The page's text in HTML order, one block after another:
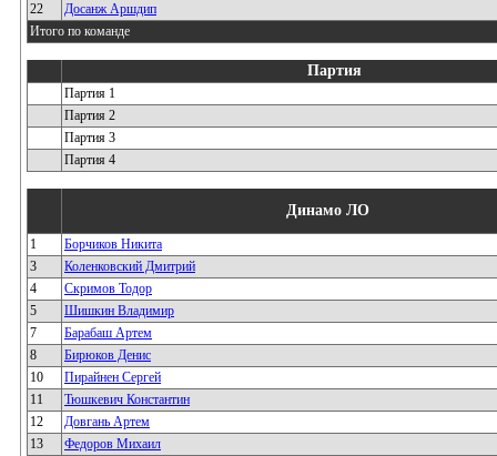
22
Досанж Аршдип
Итого по команде
Партия
Партия 1
Партия 2
Партия 3
Партия 4
Динамо ЛО
1
Борчиков Никита
3
Коленковский Дмитрий
4
Скримов Тодор
5
Шишкин Владимир
7
Барабаш Артем
8
Бирюков Денис
10
Пирайнен Сергей
11
Тюшкевич Константин
12
Довгань Артем
13
Федоров Михаил